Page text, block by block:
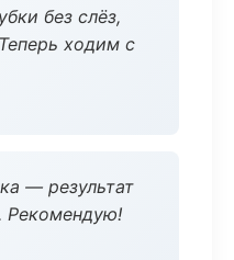
без слёз,
ходим с
— результат
Рекомендую!